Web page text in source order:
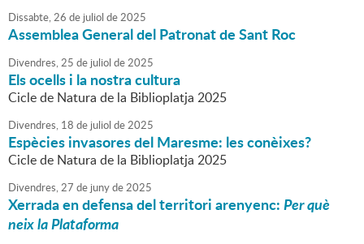
Dissabte,26 de juliol de2025
Assemblea General del Patronat de Sant Roc
Divendres,25 de juliol de2025
Els ocells i la nostra cultura
Cicle de Natura de la Biblioplatja 2025
Divendres, 18 de juliol de2025
Espècies invasores del Maresme: les conèixes?
Cicle de Natura de la Biblioplatja 2025
Divendres,27 de junyde2025
Xerrada en defensa del territori arenyenc:Per què
neix la Plataforma